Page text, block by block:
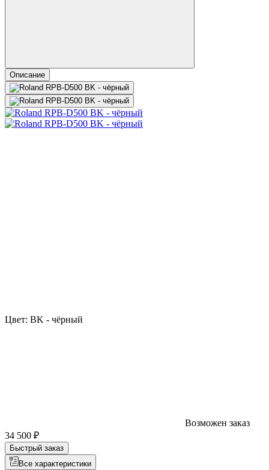
Описание
Цвет: BK - чёрный
Возможен заказ
34 500 ₽
Быстрый заказ
Все характеристики